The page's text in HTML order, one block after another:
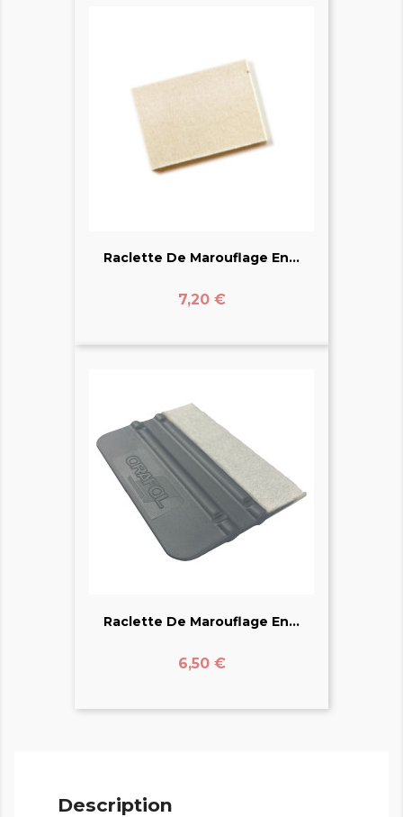
Raclette De Marouflage En...
Prix
7,20 €
Raclette De Marouflage En...
Prix
6,50 €
Description